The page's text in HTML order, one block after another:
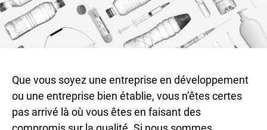
Que vous soyez une entreprise en développement
ou une entreprise bien établie, vous n’êtes certes
pas arrivé là où vous êtes en faisant des